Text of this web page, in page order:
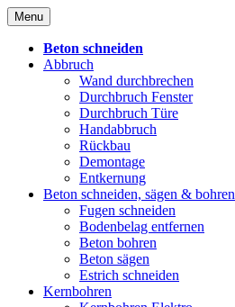
Skip
to
content
Menu
Beton schneiden
Abbruch
Wand durchbrechen
Durchbruch Fenster
Durchbruch Türe
Handabbruch
Rückbau
Demontage
Entkernung
Beton schneiden, sägen & bohren
Fugen schneiden
Bodenbelag entfernen
Beton bohren
Beton sägen
Estrich schneiden
Kernbohren